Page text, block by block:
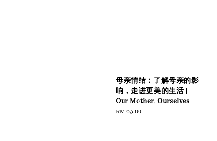
母亲情结：了解母亲的影
响，走进更美的生活 |
Our Mother, Ourselves
Regular
RM 63.00